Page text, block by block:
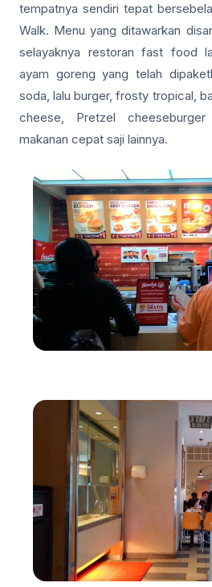
tempatnya sendiri tepat
Walk. Menu yang ditawarkan
selayaknya restoran fast food
ayam goreng yang telah
soda, lalu burger, frosty tropical,
cheese, Pretzel
makanan cepat saji lainnya.